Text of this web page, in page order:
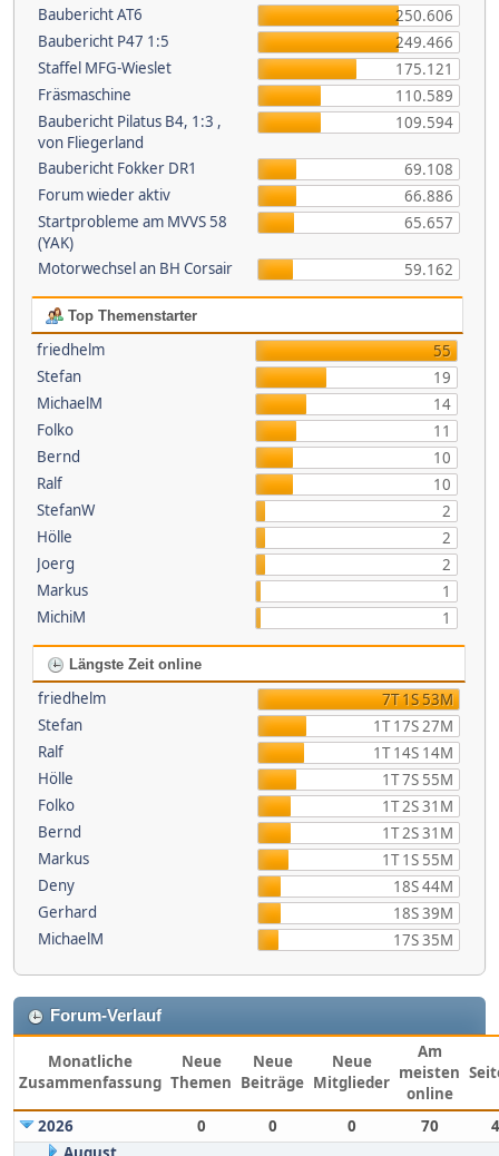
Baubericht AT6
250.606
Baubericht P47 1:5
249.466
Staffel MFG-Wieslet
175.121
Fräsmaschine
110.589
Baubericht Pilatus B4, 1:3 ,
von Fliegerland
109.594
Baubericht Fokker DR1
69.108
Forum wieder aktiv
66.886
Startprobleme am MVVS 58
(YAK)
65.657
Motorwechsel an BH Corsair 59.162
Top Themenstarter
friedhelm
55
Stefan
19
MichaelM
14
Folko
11
Bernd
10
Ralf
10
StefanW
2
Hölle
2
Joerg
2
Markus
1
MichiM
1
Längste Zeit online
friedhelm
7T 1S 53M
Stefan
1T 17S 27M
Ralf
1T 14S 14M
Hölle
1T 7S 55M
Folko
1T 2S 31M
Bernd
1T 2S 31M
Markus
1T 1S 55M
Deny
18S 44M
Gerhard
18S 39M
MichaelM
17S 35M
Forum-Verlauf
Monatliche
Zusammenfassung
Neue
Themen
Neue
Beiträge
Neue
Mitglieder
Am
meisten
online
2026 0 0 0 70